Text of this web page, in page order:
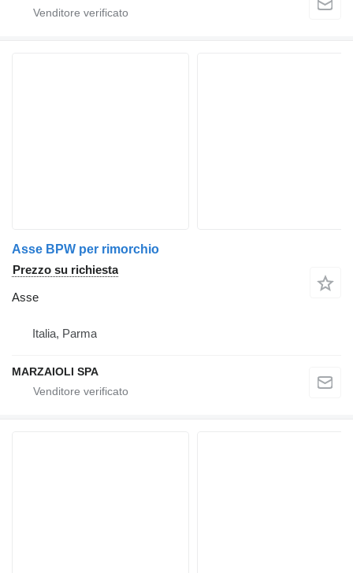
Asse BPW per rimorchio
Prezzo su richiesta
Asse
Italia, Parma
MARZAIOLI SPA